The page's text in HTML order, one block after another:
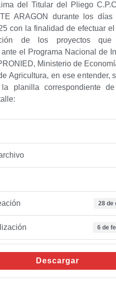
del Titular del Pliego
ARAGON durante los
con la finalidad de efectuar
de los proyectos
el Programa Nacional de
Ministerio de
Agricultura, en ese entender,
planilla correspondiente
28 de
6 de
Descargar